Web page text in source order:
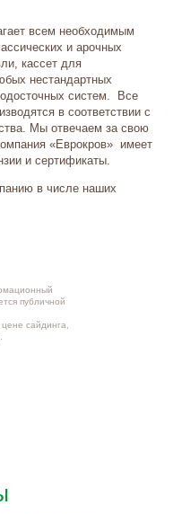
всем необходимым
и арочных
кассет для
нестандартных
систем. Все
в соответствии с
Мы отвечаем за свою
«Еврокров» имеет
и сертификаты.
в числе наших
публичной
цене сайдинга,
.